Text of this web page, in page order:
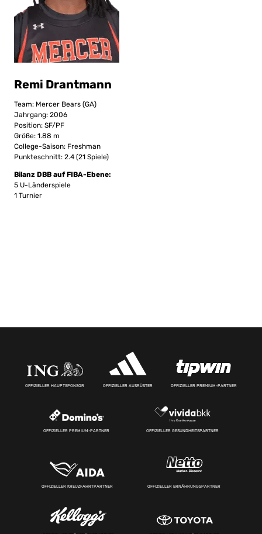
Remi Drantmann
Team: Mercer Bears (GA)
Jahrgang: 2006
Position: SF/PF
Größe: 1.88 m
College-Saison: Freshman
Punkteschnitt: 2.4 (21 Spiele)
Bilanz DBB auf FIBA-Ebene:
5 U-Länderspiele
1 Turnier
OFFIZIELLER HAUPTSPONSOR OFFIZIELLER AUSRÜSTER OFFIZIELLER PREMIUM-PARTNER
OFFIZIELLER PREMIUM-PARTNER OFFIZIELLER GESUNDHEITSPARTNER
OFFIZIELLER KREUZFAHRTPARTNER OFFIZIELLER ERNÄHRUNGSPARTNER